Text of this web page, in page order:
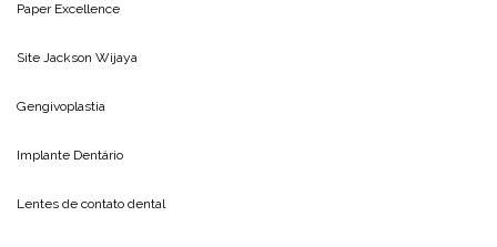
Paper Excellence
Site Jackson Wijaya
Gengivoplastia
Implante Dentário
Lentes de contato dental